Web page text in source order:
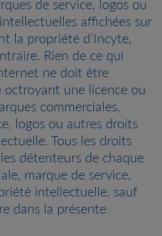
affichées sur
la propriété d’Incyte,
Rien de ce qui
ne doit être
une licence ou
commerciales,
logos ou autres droits
Tous les droits
détenteurs de chaque
marque de service,
intellectuelle, sauf
dans la présente